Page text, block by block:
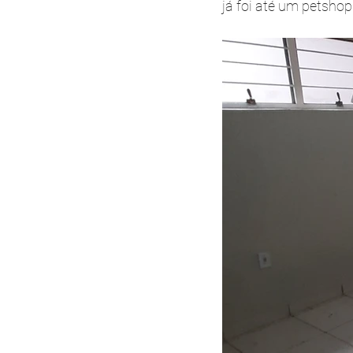
já foi até um